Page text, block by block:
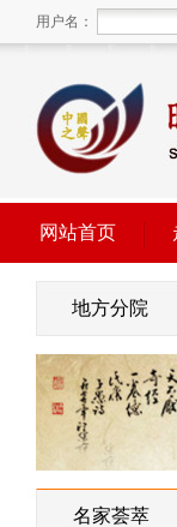
用户名：
网站首页
地方分院
名家荟萃